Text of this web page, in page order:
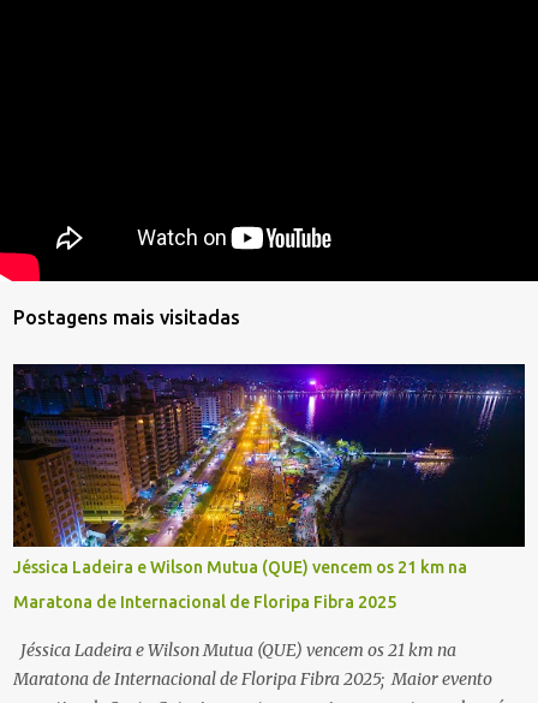
Postagens mais visitadas
Jéssica Ladeira e Wilson Mutua (QUE) vencem os 21 km na
Maratona de Internacional de Floripa Fibra 2025
Jéssica Ladeira e Wilson Mutua (QUE) vencem os 21 km na
Maratona de Internacional de Floripa Fibra 2025; Maior evento